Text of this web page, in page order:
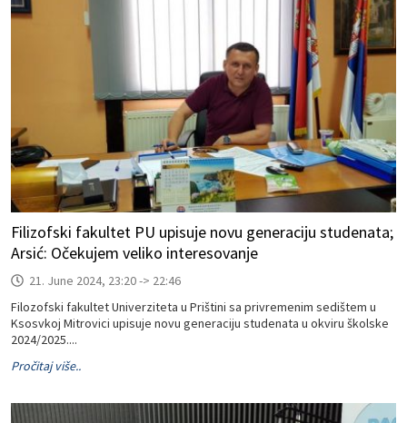
Filizofski fakultet PU upisuje novu generaciju studenata;
Arsić: Očekujem veliko interesovanje
21. June 2024, 23:20 -> 22:46
Filozofski fakultet Univerziteta u Prištini sa privremenim sedištem u
Ksosvkoj Mitrovici upisuje novu generaciju studenata u okviru školske
2024/2025....
Pročitaj više..